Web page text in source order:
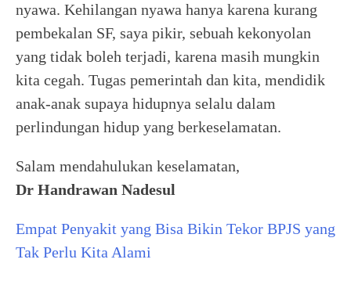
nyawa. Kehilangan nyawa hanya karena kurang
pembekalan SF, saya pikir, sebuah kekonyolan
yang tidak boleh terjadi, karena masih mungkin
kita cegah. Tugas pemerintah dan kita, mendidik
anak-anak supaya hidupnya selalu dalam
perlindungan hidup yang berkeselamatan.
Salam mendahulukan keselamatan,
Dr Handrawan Nadesul
Empat Penyakit yang Bisa Bikin Tekor BPJS yang
Tak Perlu Kita Alami